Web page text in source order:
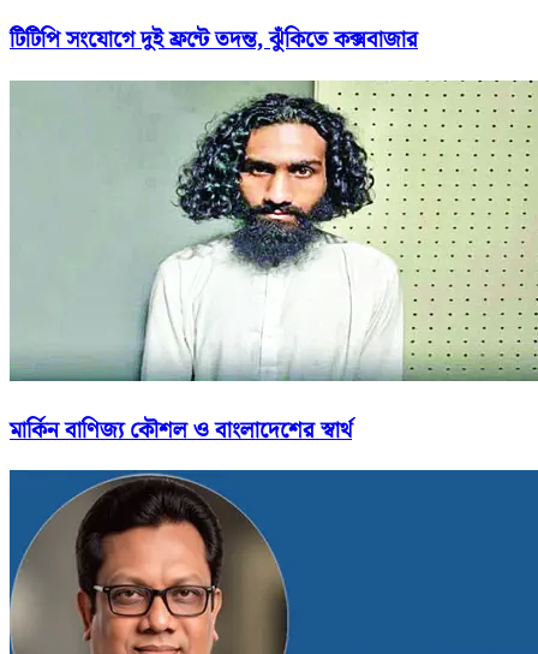
টিটিপি সংযোগে দুই ফ্রন্টে তদন্ত, ঝুঁকিতে কক্সবাজার
মার্কিন বাণিজ্য কৌশল ও বাংলাদেশের স্বার্থ